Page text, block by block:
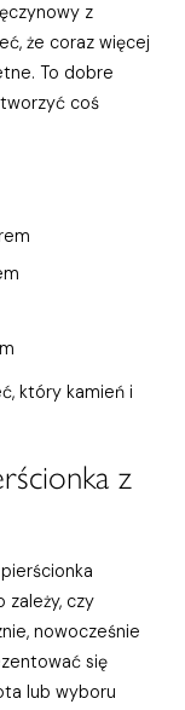
z
że coraz więcej
To dobre
coś
który kamień i
z
zależy, czy
nowocześnie
się
lub wyboru